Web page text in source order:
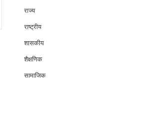
राज्य
राष्ट्रीय
शासकीय
शैक्षणिक
सामाजिक